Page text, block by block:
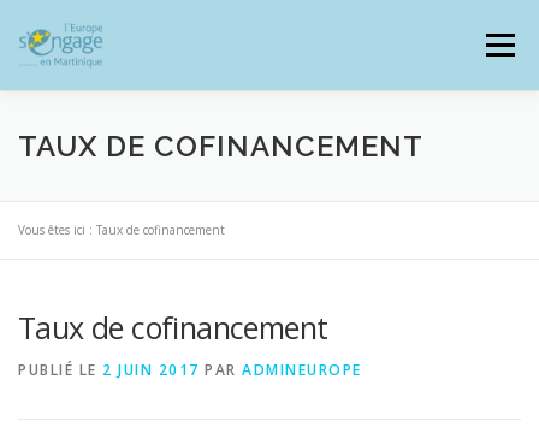
contenu
Menu
PROGRAMMES J’AI UN PROJET
JE SUIS BÉNÉFICIAIRE
TAUX DE COFINANCEMENT
Vous êtes ici : Taux de cofinancement
Taux de cofinancement
PUBLIÉ LE 2 JUIN 2017 PAR ADMINEUROPE